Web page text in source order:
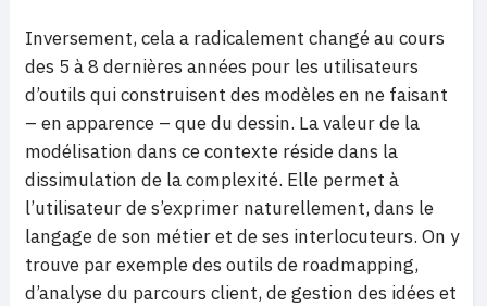
Inversement, cela a radicalement changé au cours
des 5 à 8 dernières années pour les utilisateurs
d’outils qui construisent des modèles en ne faisant
– en apparence – que du dessin. La valeur de la
modélisation dans ce contexte réside dans la
dissimulation de la complexité. Elle permet à
l’utilisateur de s’exprimer naturellement, dans le
langage de son métier et de ses interlocuteurs. On y
trouve par exemple des outils de roadmapping,
d’analyse du parcours client, de gestion des idées et